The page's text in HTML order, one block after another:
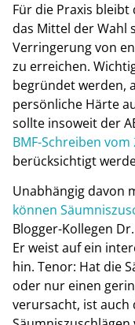
Für die Praxis bleibt
das Mittel der Wahl
Verringerung von
zu erreichen.
begründet werden,
persönliche Härte
sollte insoweit der
BMF-Schreiben vom
berücksichtigt
Unabhängig davon
können
Blogger-Kollegen
Er weist auf ein
hin. Tenor: Hat die
oder nur einen
verursacht, ist auch